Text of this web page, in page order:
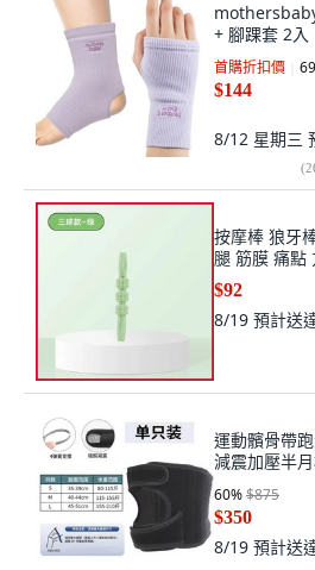
+ 腳踝套 2入
首購折扣價 69
$144
8/12 星期三
(
按摩棒 狼牙
腿 筋膜 痛點
$92
8/19 預計送
運動髕骨帶
減震加壓半
60%$875
$350
8/19 預計送